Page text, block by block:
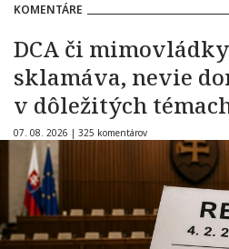
KOMENTÁRE
DCA či
sklamáva, nevie
v dôležitých
07. 08. 2026 | 325 komentárov